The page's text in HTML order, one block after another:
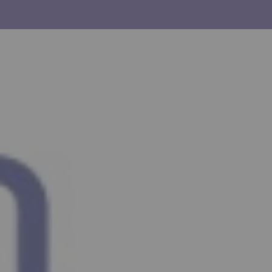
sur la flèche bas pour ouvrir le sous-menu.